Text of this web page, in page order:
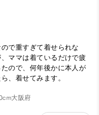
で重すぎて着せられな
ママは着ているだけで疲
ので、何年後かに本人が
、着せてみます。
大阪府